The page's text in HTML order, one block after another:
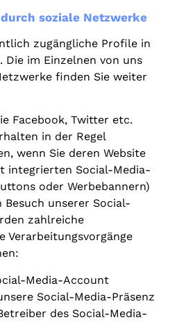
soziale Netzwerke
zugängliche Profile in
Die im Einzelnen von uns
finden Sie weiter
Facebook, Twitter etc.
in der Regel
wenn Sie deren Website
integrierten Social-Media-
oder Werbebannern)
Besuch unserer Social-
zahlreiche
Verarbeitungsvorgänge
Media-Account
Social-Media-Präsenz
des Social-Media-